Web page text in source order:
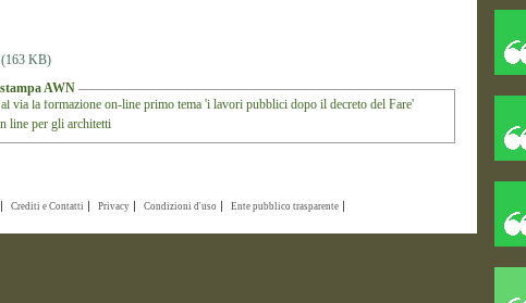
(163 KB)
AWN
via la formazione on-line primo tema 'i lavori pubblici dopo il decreto del Fare'
line per gli architetti
Crediti e Contatti Privacy Condizioni d'uso Ente pubblico trasparente